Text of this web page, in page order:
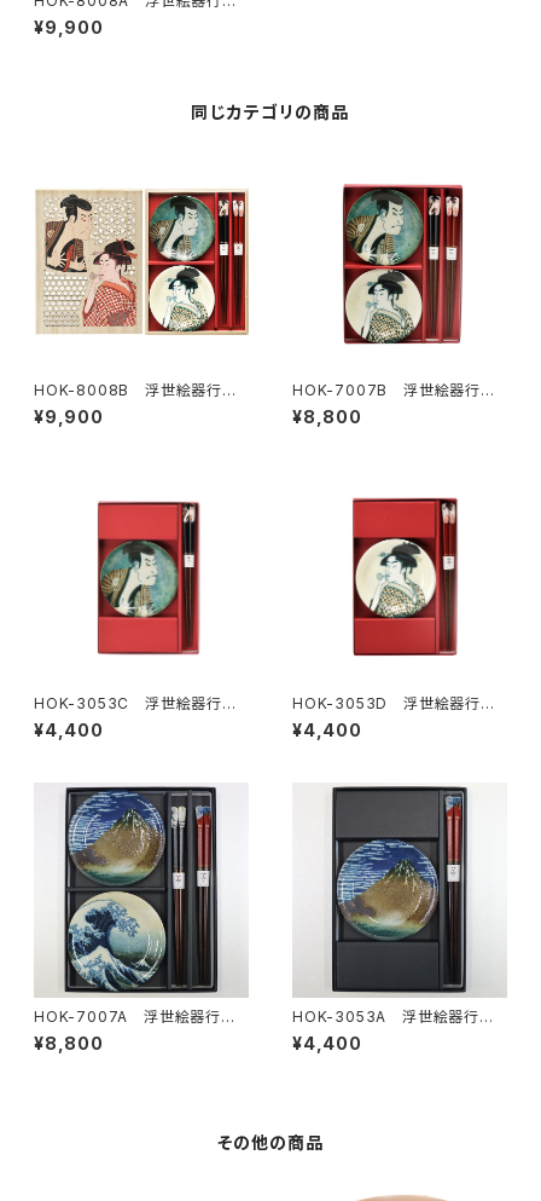
北斎赤小皿箸揃ペア木箱入
¥9,900
同じカテゴリの商品
HOK-8008B 浮世絵器行
写楽・歌麿 小皿箸揃ペア 木箱
¥9,900
HOK-7007B 浮世絵器行
写楽・歌麿 小皿箸揃ペア
¥8,800
HOK-3053C 浮世絵器行
写楽役者絵小皿箸揃
¥4,400
HOK-3053D 浮世絵器行
歌麿美人画 小皿箸揃
¥4,400
HOK-7007A 浮世絵器行
北斎赤小皿箸揃ペア
¥8,800
HOK-3053A 浮世絵器行
北斎赤富士小皿箸揃
¥4,400
その他の商品